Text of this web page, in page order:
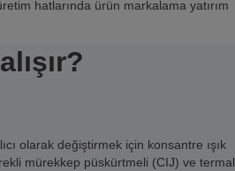
hatlarında ürün markalama yatırım
olarak değiştirmek için konsantre ışık
mürekkep püskürtmeli (CIJ) ve termal